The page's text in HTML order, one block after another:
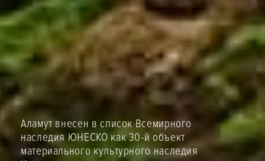
Аламут внесен в список Всемирного
наследия ЮНЕСКО как 30-й объект
материального культурного наследия